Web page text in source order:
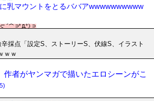
乳マウントをとるババアwwwwwwwwww
採点「設定S、ストーリーS、伏線S、イラスト
ｗｗ
作者がヤンマガで描いたエロシーンがこ